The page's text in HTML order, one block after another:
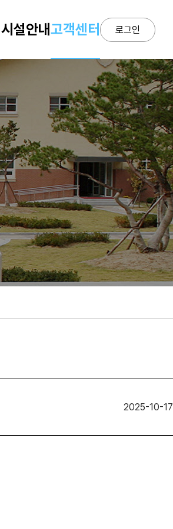
로그인
시설안내고객센터
2025-10-17